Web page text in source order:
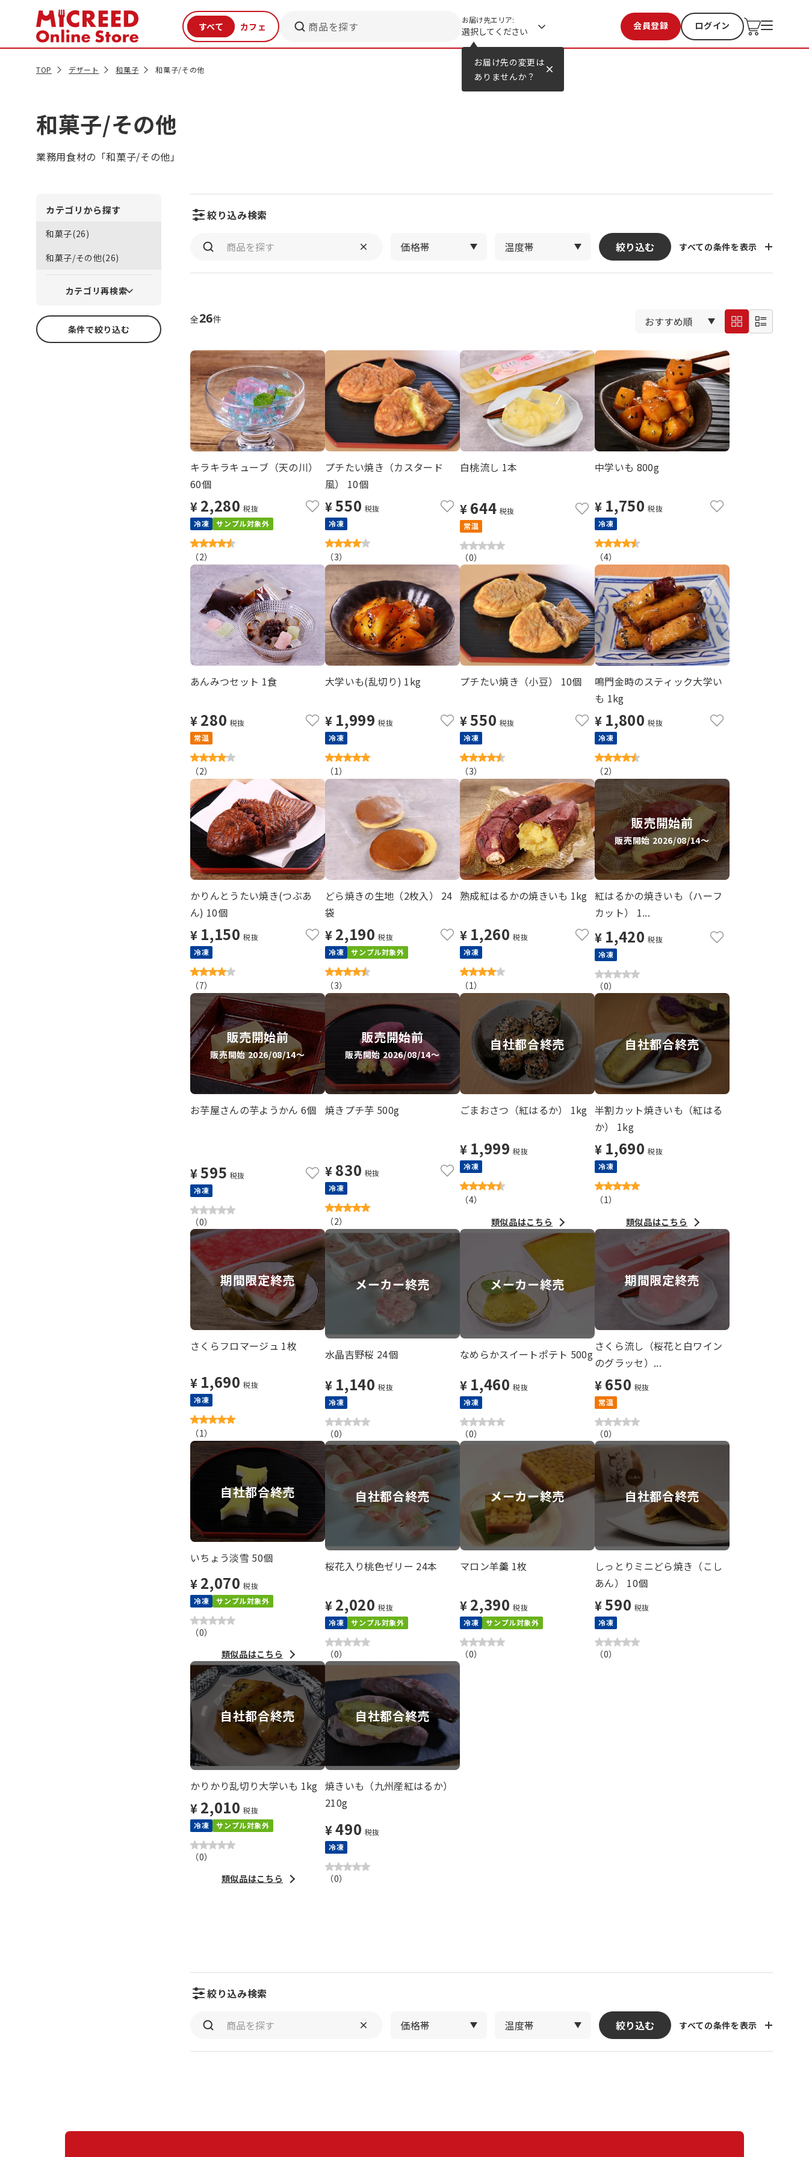
お届け先の変更は
ありませんか？
商品を探す お届け先エリア:
選択してください 会員登録 ログイン
お気に入り 過去購入
TOP デザート 和菓子 和菓子/その他
和菓子/その他
業務用食材の「和菓子/その他」
絞り込み検索
価格帯 温度帯 絞り込む すべての条件を表示
全26件
キラキラキューブ（天の川）
60個
¥ 2,280 税抜
冷凍
サンプル対象外
（2）
プチたい焼き（カスタード
風） 10個
¥550 税抜
冷凍
（3）
白桃流し 1本
¥ 644 税抜
常温
（0）
中学いも 800g
¥ 1,750 税抜
冷凍
（4）
あんみつセット 1食
¥ 280 税抜
常温
（2）
大学いも(乱切り) 1kg
¥ 1,999 税抜
冷凍
（1）
プチたい焼き（小豆） 10個
¥550 税抜
冷凍
（3）
鳴門金時のスティック大学い
も 1kg
¥ 1,800 税抜
冷凍
（2）
かりんとうたい焼き(つぶあ
ん) 10個
¥ 1,150 税抜
冷凍
（7）
どら焼きの生地（2枚入） 24
袋
¥ 2,190 税抜
冷凍
サンプル対象外
（3）
熟成紅はるかの焼きいも 1kg
¥ 1,260 税抜
冷凍
（1）
販売開始前
販売開始 2026/08/14～
紅はるかの焼きいも（ハーフ
カット） 1...
¥ 1,420 税抜
冷凍
（0）
販売開始前
販売開始 2026/08/14～
お芋屋さんの芋ようかん 6個
¥595 税抜
冷凍
（0）
販売開始前
販売開始 2026/08/14～
焼きプチ芋 500g
¥ 830 税抜
冷凍
（2）
自社都合終売
ごまおさつ（紅はるか） 1kg
¥ 1,999 税抜
冷凍
（4）
類似品はこちら
自社都合終売
半割カット焼きいも（紅はる
か） 1kg
¥ 1,690 税抜
冷凍
（1）
類似品はこちら
期間限定終売
さくらフロマージュ 1枚
¥ 1,690 税抜
冷凍
（1）
メーカー終売
水晶吉野桜 24個
¥ 1,140 税抜
冷凍
（0）
メーカー終売
なめらかスイートポテト 500g
¥ 1,460 税抜
冷凍
（0）
期間限定終売
さくら流し（桜花と白ワイン
のグラッセ）...
¥ 650 税抜
常温
（0）
自社都合終売
いちょう淡雪 50個
¥ 2,070 税抜
冷凍
サンプル対象外
（0）
類似品はこちら
自社都合終売
桜花入り桃色ゼリー 24本
¥ 2,020 税抜
冷凍
サンプル対象外
（0）
メーカー終売
マロン羊羹 1枚
¥ 2,390 税抜
冷凍
サンプル対象外
（0）
自社都合終売
しっとりミニどら焼き（こし
あん） 10個
¥590 税抜
冷凍
（0）
自社都合終売
かりかり乱切り大学いも 1kg
¥ 2,010 税抜
冷凍
サンプル対象外
（0）
類似品はこちら
自社都合終売
焼きいも（九州産紅はるか）
210g
¥490 税抜
冷凍
（0）
絞り込み検索
価格帯 温度帯 絞り込む すべての条件を表示
カテゴリから探す
和菓子(26)
和菓子/その他(26)
カテゴリ再検索
条件で絞り込む